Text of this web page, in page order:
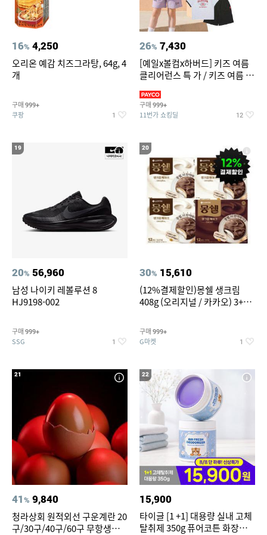
16% 4,250
오리온 예감 치즈그라탕, 64g, 4
개
구매 999+
쿠팡 1
26% 7,430
[예일x볼컴x하버드] 키즈 여름
클리어런스 특 가 / 키즈 여름 수
구매 999+
11번가 쇼킹딜 12
19
20% 56,960
남성 나이키 레볼루션 8
HJ9198-002
구매 999+
SSG 1
20
30% 15,610
(12%결제할인)몽쉘 생크림
408g (오리지널 / 카카오) 3+1
구매 999+
G마켓 1
21
41% 9,840
청라상회 원적외선 구운계란 20
구/30구/40구/60구 무항생제
22
15,900
타이글 [1 +1] 대용량 실내 고체
탈취제 350g 퓨어코튼 화장실